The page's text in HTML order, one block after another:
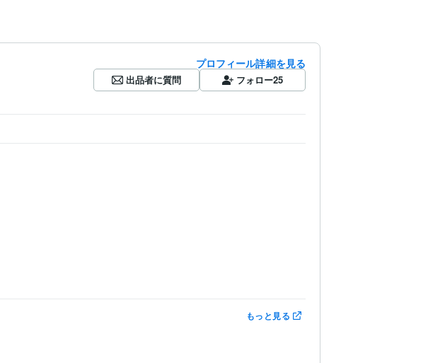
プロフィール詳細を見る
出品者に質問 フォロー25
もっと見る